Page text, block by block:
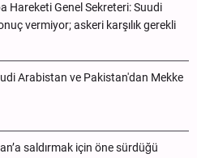
Hareketi Genel Sekreteri: Suudi
vermiyor; askeri karşılık gerekli
Arabistan ve Pakistan'dan Mekke
saldırmak için öne sürdüğü